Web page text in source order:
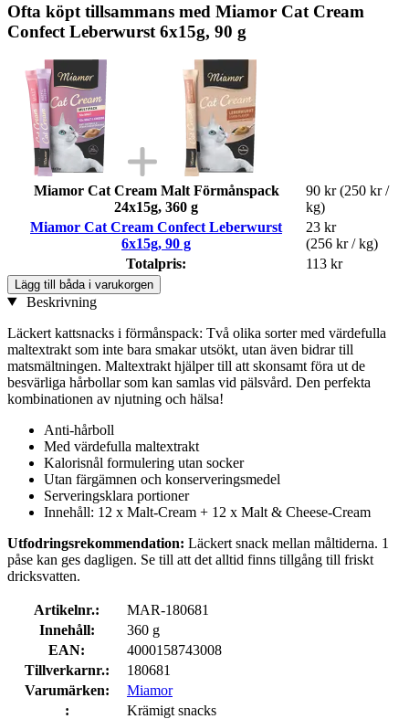
Ofta köpt tillsammans med Miamor Cat Cream
Confect Leberwurst 6x15g, 90 g
Miamor Cat Cream Malt Förmånspack
24x15g, 360 g
90 kr (250 kr /
kg)
Miamor Cat Cream Confect Leberwurst
6x15g, 90 g
23 kr
(256 kr / kg)
Totalpris:
113 kr
Lägg till båda i varukorgen
Beskrivning
Läckert kattsnacks i förmånspack: Två olika sorter med värdefulla
maltextrakt som inte bara smakar utsökt, utan även bidrar till
matsmältningen. Maltextrakt hjälper till att skonsamt föra ut de
besvärliga hårbollar som kan samlas vid pälsvård. Den perfekta
kombinationen av njutning och hälsa!
Anti-hårboll
Med värdefulla maltextrakt
Kalorisnål formulering utan socker
Utan färgämnen och konserveringsmedel
Serveringsklara portioner
Innehåll: 12 x Malt-Cream + 12 x Malt & Cheese-Cream
Utfodringsrekommendation: Läckert snack mellan måltiderna. 1
påse kan ges dagligen. Se till att det alltid finns tillgång till friskt
dricksvatten.
Artikelnr.:
MAR-180681
Innehåll:
360 g
EAN:
4000158743008
Tillverkarnr.:
180681
Varumärken:
Miamor
:
Krämigt snacks